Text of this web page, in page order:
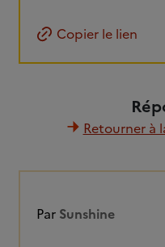
Copier le lien
Retourner à
Par Sunshine